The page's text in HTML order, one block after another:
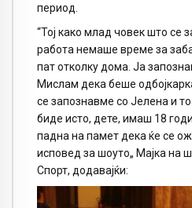
период.
“Тој како млад човек што се
работа немаше време за
пат отколку дома. Ја
Мислам дека беше
се запознавме со Јелена и
биде исто, дете, имаш 18
падна на памет дека ќе се
исповед за шоуто„ Мајка на
Спорт, додавајќи: